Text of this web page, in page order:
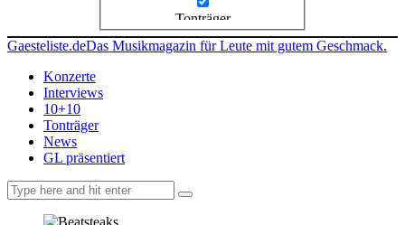
Tonträger
Gaesteliste.deDas Musikmagazin für Leute mit gutem Geschmack.
Konzerte
Interviews
10+10
Tonträger
News
GL präsentiert